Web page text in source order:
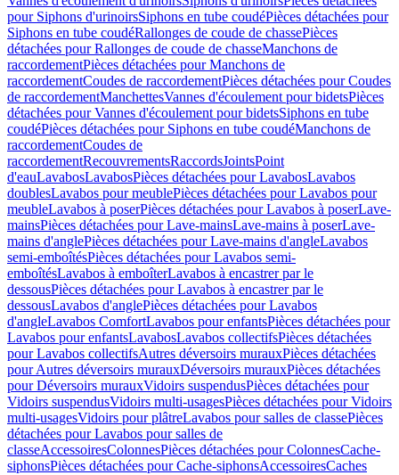
pour Siphons d'urinoirsSiphons en tube coudéPièces détachées pour
Siphons en tube coudéRallonges de coude de chassePièces
détachées pour Rallonges de coude de chasseManchons de
raccordementPièces détachées pour Manchons de
raccordementCoudes de raccordementPièces détachées pour Coudes
de raccordementManchettesVannes d'écoulement pour bidetsPièces
détachées pour Vannes d'écoulement pour bidetsSiphons en tube
coudéPièces détachées pour Siphons en tube coudéManchons de
raccordementCoudes de
raccordementRecouvrementsRaccordsJointsPoint
d'eauLavabosLavabosPièces détachées pour LavabosLavabos
doublesLavabos pour meublePièces détachées pour Lavabos pour
meubleLavabos à poserPièces détachées pour Lavabos à poserLave-
mainsPièces détachées pour Lave-mainsLave-mains à poserLave-
mains d'anglePièces détachées pour Lave-mains d'angleLavabos
semi-emboîtésPièces détachées pour Lavabos semi-
emboîtésLavabos à emboîterLavabos à encastrer par le
dessousPièces détachées pour Lavabos à encastrer par le
dessousLavabos d'anglePièces détachées pour Lavabos
d'angleLavabos ComfortLavabos pour enfantsPièces détachées pour
Lavabos pour enfantsLavabosLavabos collectifsPièces détachées
pour Lavabos collectifsAutres déversoirs murauxPièces détachées
pour Autres déversoirs murauxDéversoirs murauxPièces détachées
pour Déversoirs murauxVidoirs suspendusPièces détachées pour
Vidoirs suspendusVidoirs multi-usagesPièces détachées pour Vidoirs
multi-usagesVidoirs pour plâtreLavabos pour salles de classePièces
détachées pour Lavabos pour salles de
classeAccessoiresColonnesPièces détachées pour ColonnesCache-
siphonsPièces détachées pour Cache-siphonsAccessoiresCaches